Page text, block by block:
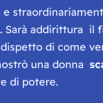
Sarà addirittura il
di come
una donna
di potere.